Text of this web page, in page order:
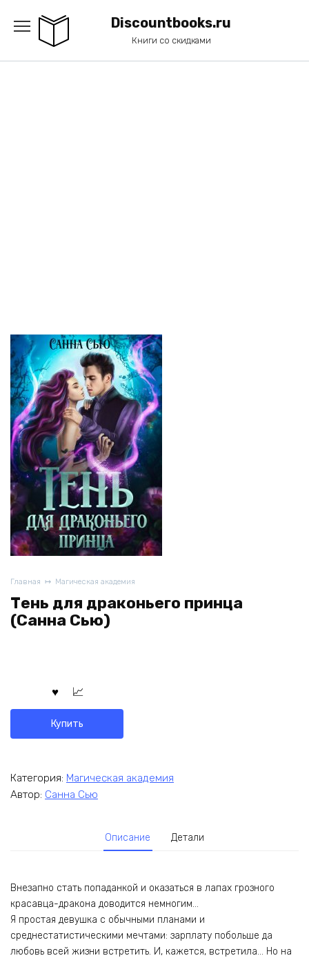
содержанию
Discountbooks.ru
Книги со скидками
Главная Магическая академия
Тень для драконьего принца
(Санна Сью)
Купить
Категория: Магическая академия
Автор: Санна Сью
Описание Детали
Внезапно стать попаданкой и оказаться в лапах грозного
красавца-дракона доводится немногим…
Я простая девушка с обычными планами и
среднестатистическими мечтами: зарплату побольше да
любовь всей жизни встретить. И, кажется, встретила… Но на